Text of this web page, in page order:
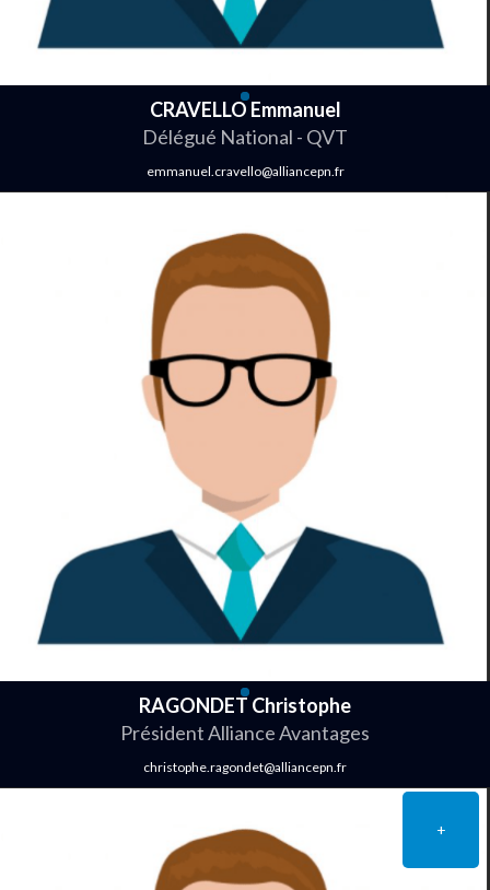
CRAVELLO Emmanuel
Délégué National - QVT
emmanuel.cravello@alliancepn.fr
RAGONDET Christophe
Président Alliance Avantages
christophe.ragondet@alliancepn.fr
+